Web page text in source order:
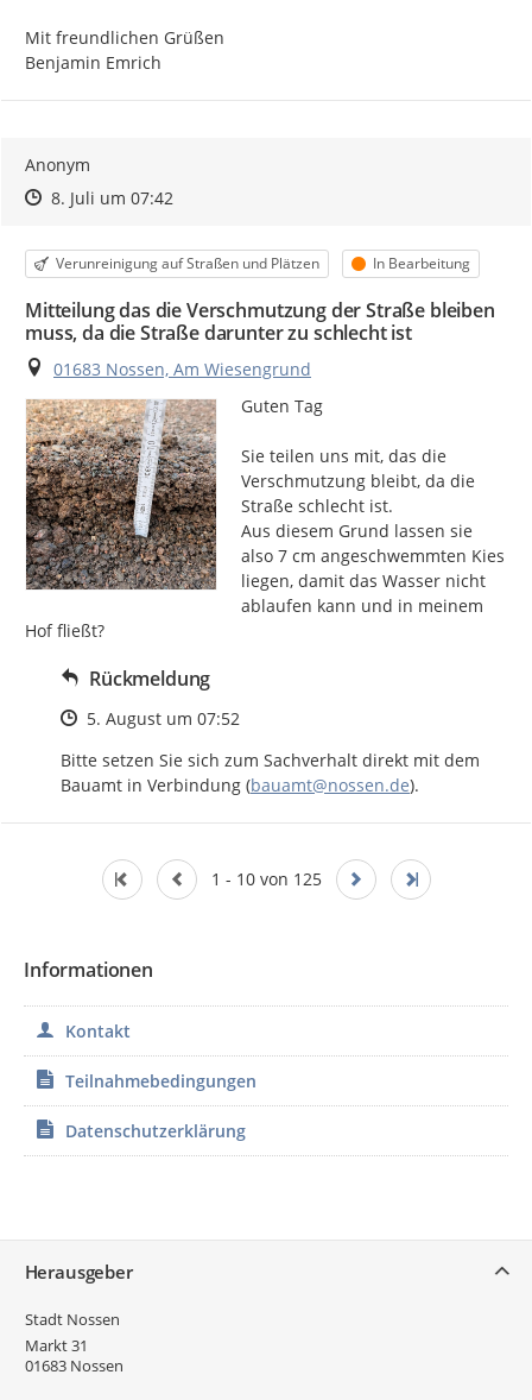
Mit freundlichen Grüßen
Benjamin Emrich
Anonym
Zeitpunkt des Erstellens
Zeitpunkt des Erstellens
8. Juli um 07:42Zur Äußerung
Kategorie
Verunreinigung auf Straßen und Plätzen Status
In Bearbeitung
Mitteilung das die Verschmutzung der Straße bleiben
muss, da die Straße darunter zu schlecht ist
Ort
01683 Nossen, Am Wiesengrund
Guten Tag
Sie teilen uns mit, das die
Verschmutzung bleibt, da die
Straße schlecht ist.
Aus diesem Grund lassen sie
also 7 cm angeschwemmten Kies
liegen, damit das Wasser nicht
ablaufen kann und in meinem
Hof fließt?
Rückmeldung
Zeitpunkt des Erstellens
5. August um 07:52
Bitte setzen Sie sich zum Sachverhalt direkt mit dem
Bauamt in Verbindung (bauamt@nossen.de).
1 - 10 von 125
Informationen
Kontakt
Teilnahmebedingungen
Datenschutzerklärung
Herausgeber
Stadt Nossen
Markt 31
01683 Nossen